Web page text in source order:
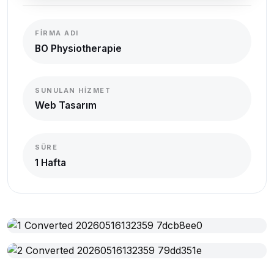
FIRMA ADI
BO Physiotherapie
SUNULAN HIZMET
Web Tasarım
SÜRE
1 Hafta